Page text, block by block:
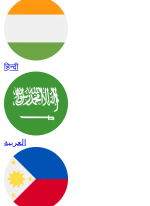
हिन्दी
العربية